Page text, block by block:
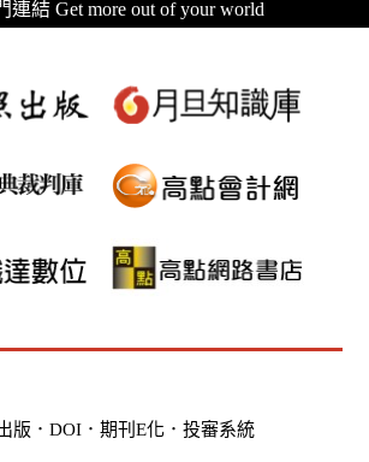
連結 Get more out of your world
版 ．DOI ．期刊E化 ．投審系統